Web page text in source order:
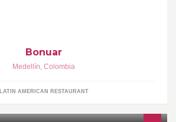
Bonuar
Medellín, Colombia
LATIN AMERICAN RESTAURANT